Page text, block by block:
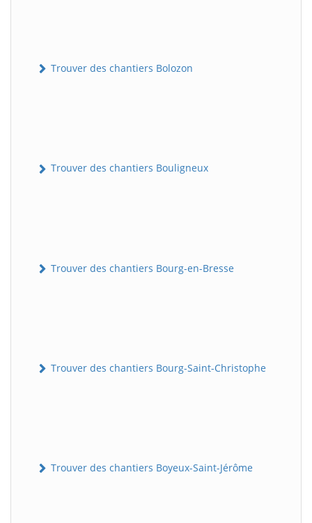
Trouver des chantiers Bolozon
Trouver des chantiers Bouligneux
Trouver des chantiers Bourg-en-Bresse
Trouver des chantiers Bourg-Saint-Christophe
Trouver des chantiers Boyeux-Saint-Jérôme